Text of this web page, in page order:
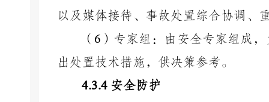
以及媒体接待、事故处置综合协调、
（ 6 ）专家组：由安全专家组成
出处置技术措施，供决策参考。
4.3.4 安全防护